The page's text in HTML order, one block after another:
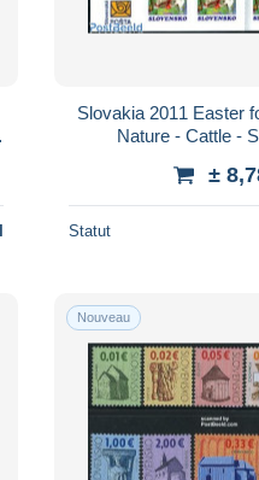
Slovakia 2011 Easter
Nature - Cattle -
±
Statut
Nouveau